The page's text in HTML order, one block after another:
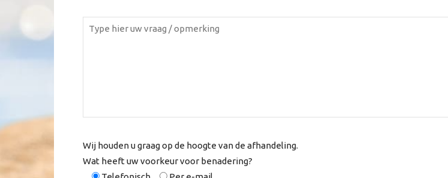
Wij houden u graag op de hoogte van de afhandeling.
Wat heeft uw voorkeur voor benadering?